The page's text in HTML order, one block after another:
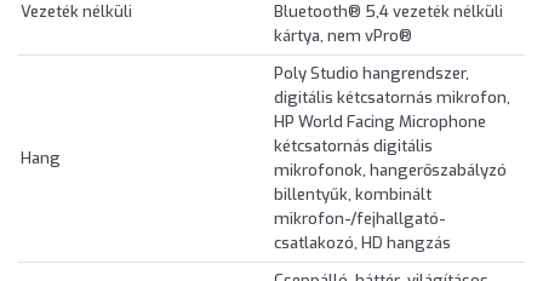
Vezeték nélküli
Bluetooth® 5,4 vezeték nélküli
kártya, nem vPro®
Hang
Poly Studio hangrendszer,
digitális kétcsatornás mikrofon,
HP World Facing Microphone
kétcsatornás digitális
mikrofonok, hangerőszabályzó
billentyűk, kombinált
mikrofon-/fejhallgató-
csatlakozó, HD hangzás